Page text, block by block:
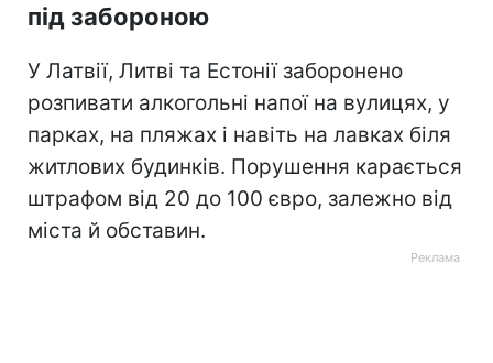
під забороною
У Латвії, Литві та Естонії заборонено
розпивати алкогольні напої на вулицях, у
парках, на пляжах і навіть на лавках біля
житлових будинків. Порушення карається
штрафом від 20 до 100 євро, залежно від
міста й обставин.